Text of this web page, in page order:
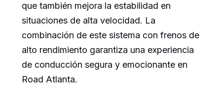
que también mejora la estabilidad en
situaciones de alta velocidad. La
combinación de este sistema con frenos de
alto rendimiento garantiza una experiencia
de conducción segura y emocionante en
Road Atlanta.